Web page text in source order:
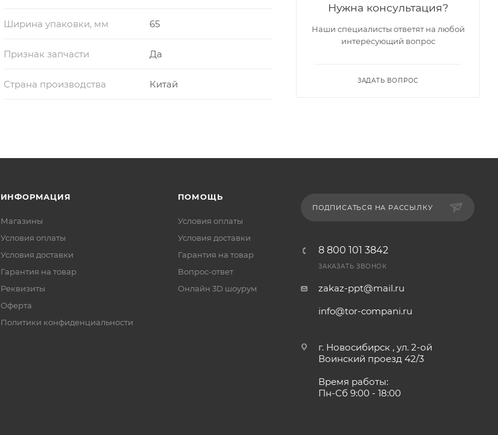
Ширина упаковки, мм 65
Признак запчасти Да
Страна производства Китай
Нужна консультация?
Наши специалисты ответят на любой
интересующий вопрос
ЗАДАТЬ ВОПРОС
ИНФОРМАЦИЯ
Магазины
Условия оплаты
Условия доставки
Гарантия на товар
Реквизиты
Оферта
Политики конфиденциальности
ПОМОЩЬ
Условия оплаты
Условия доставки
Гарантия на товар
Вопрос-ответ
Онлайн 3D шоурум
ПОДПИСАТЬСЯ НА РАССЫЛКУ
8 800 101 3842
ЗАКАЗАТЬ ЗВОНОК
zakaz-ppt@mail.ru
info@tor-compani.ru
г. Новосибирск , ул. 2-ой
Воинский проезд 42/3
Время работы:
Пн-Сб 9:00 - 18:00